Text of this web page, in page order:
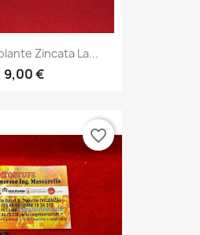
Zincata La...
9,00 €
favorite_border